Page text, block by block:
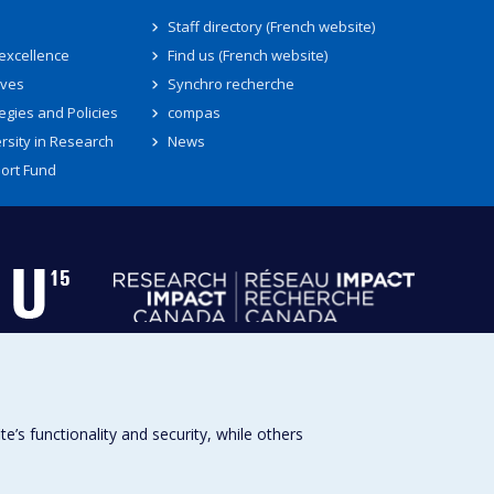
and Policies
in Research
Fund
Staff directory (French website)
Find us (French website)
Synchro recherche
compas
News
functionality and security, while others